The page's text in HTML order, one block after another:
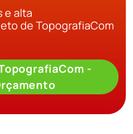
e alta
de TopografiaCom
-